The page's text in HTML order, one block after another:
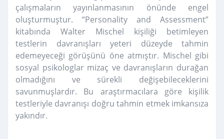
çalışmaların yayınlanmasının önünde engel
oluşturmuştur. “Personality and Assessment”
kitabında Walter Mischel kişiliği betimleyen
testlerin davranışları yeteri düzeyde tahmin
edemeyeceği görüşünü öne atmıştır. Mischel gibi
sosyal psikologlar mizaç ve davranışların durağan
olmadığını ve sürekli değişebileceklerini
savunmuşlardır. Bu araştırmacılara göre kişilik
testleriyle davranışı doğru tahmin etmek imkansıza
yakındır.